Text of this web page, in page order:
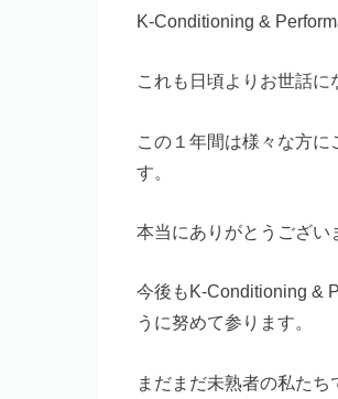
K-Conditioning &
これも日頃よりお世話
この１年間は様々な方
す。
本当にありがとうござい
今後もK-Conditioning &
うに努めて参ります。
まだまだ未熟者の私た